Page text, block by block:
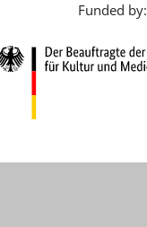
Funded by: